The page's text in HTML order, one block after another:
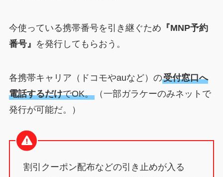
今使っている携帯番号を引き継ぐため 『MNP予約
番号』 を発行してもらおう。
各携帯キャリア（ドコモやauなど）の受付窓口へ
電話するだけでOK。（一部ガラケーのみネットで
発行が可能だ。）
割引クーポン配布などの引き止めが入る